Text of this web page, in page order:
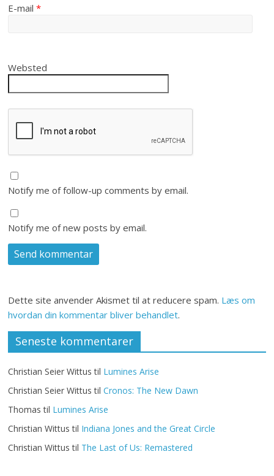
E-mail*
Websted
Notify me of follow-up comments by email.
Notify me of new posts by email.
Dette site anvender Akismet til at reducere spam. Læs om
hvordan din kommentar bliver behandlet.
Seneste kommentarer
Christian Seier Wittus til Lumines Arise
Christian Seier Wittus tilCronos: The New Dawn
Thomas til Lumines Arise
Christian Wittus til Indiana Jones and the Great Circle
Christian Wittus til The Last of Us: Remastered